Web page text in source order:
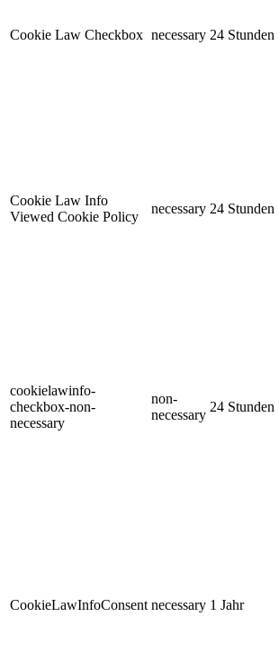
Cookie Law Checkbox necessary 24 Stunden
Cookie Law Info
Viewed Cookie Policy
necessary 24 Stunden
cookielawinfo-
checkbox-non-
necessary
non-
necessary
24 Stunden
CookieLawInfoConsent necessary 1 Jahr